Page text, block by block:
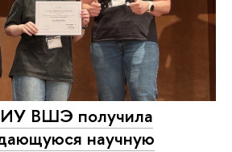
ВШЭ получила
научную